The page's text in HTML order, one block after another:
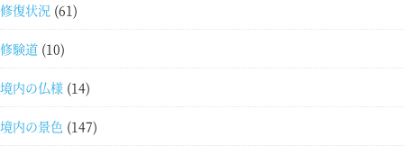
修復状況 (61)
修験道 (10)
境内の仏様 (14)
境内の景色 (147)